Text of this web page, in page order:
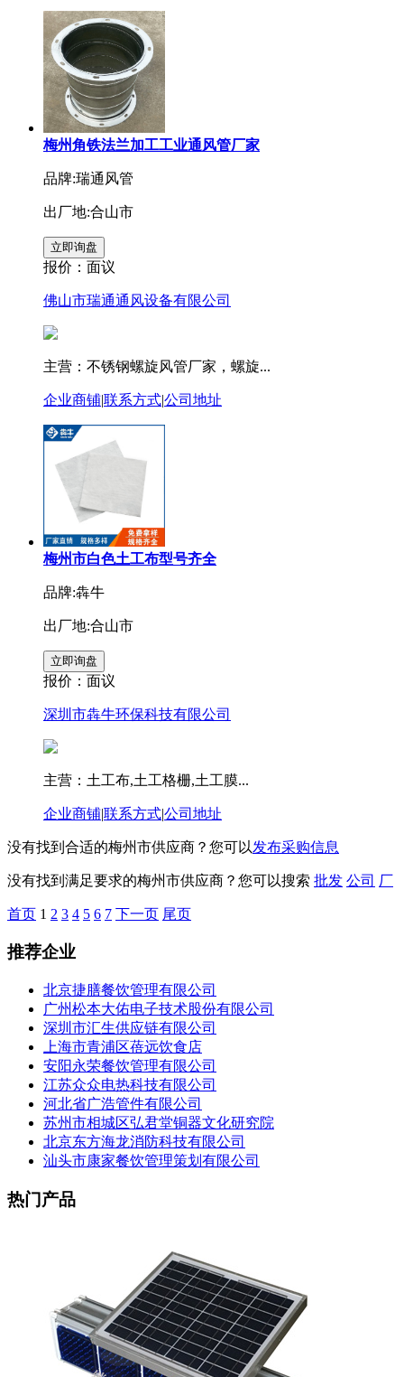
梅州角铁法兰加工工业通风管厂家
品牌:瑞通风管
出厂地:合山市
报价： 面议
佛山市瑞通通风设备有限公司
主营：不锈钢螺旋风管厂家，螺旋...
企业商铺|联系方式|公司地址
梅州市白色土工布型号齐全
品牌:犇牛
出厂地:合山市
报价： 面议
深圳市犇牛环保科技有限公司
主营：土工布,土工格栅,土工膜...
企业商铺|联系方式|公司地址
没有找到合适的梅州市供应商？您可以发布采购信息
没有找到满足要求的梅州市供应商？您可以搜索 批发 公司 厂
首页 1 2 3 4 5 6 7 下一页 尾页
推荐企业
北京捷膳餐饮管理有限公司
广州松本大佑电子技术股份有限公司
深圳市汇生供应链有限公司
上海市青浦区蓓远饮食店
安阳永荣餐饮管理有限公司
江苏众众电热科技有限公司
河北省广浩管件有限公司
苏州市相城区弘君堂铜器文化研究院
北京东方海龙消防科技有限公司
汕头市康家餐饮管理策划有限公司
热门产品